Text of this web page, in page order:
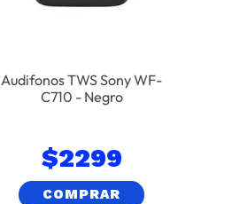
Audifonos TWS Sony WF-
C710 - Negro
$2299
COMPRAR